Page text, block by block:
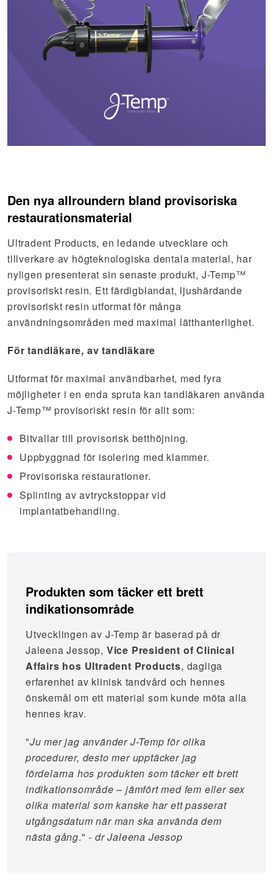
Den nya allroundern bland provisoriska
restaurationsmaterial
Ultradent Products, en ledande utvecklare och
tillverkare av högteknologiska dentala material, har
nyligen presenterat sin senaste produkt, J-Temp™
provisoriskt resin. Ett färdigblandat, ljushärdande
provisoriskt resin utformat för många
användningsområden med maximal lätthanterlighet.
För tandläkare, av tandläkare
Utformat för maximal användbarhet, med fyra
möjligheter i en enda spruta kan tandläkaren använda
J-Temp™ provisoriskt resin för allt som:
Bitvallar till provisorisk betthöjning.
Uppbyggnad för isolering med klammer.
Provisoriska restaurationer.
Splinting av avtryckstoppar vid
implantatbehandling.
Produkten som täcker ett brett
indikationsområde
Utvecklingen av J-Temp är baserad på dr
Jaleena Jessop, Vice President of Clinical
Affairs hos Ultradent Products, dagliga
erfarenhet av klinisk tandvård och hennes
önskemål om ett material som kunde möta alla
hennes krav.
"Ju mer jag använder J-Temp för olika
procedurer, desto mer upptäcker jag
fördelarna hos produkten som täcker ett brett
indikationsområde – jämfört med fem eller sex
olika material som kanske har ett passerat
utgångsdatum när man ska använda dem
nästa gång." -dr Jaleena Jessop